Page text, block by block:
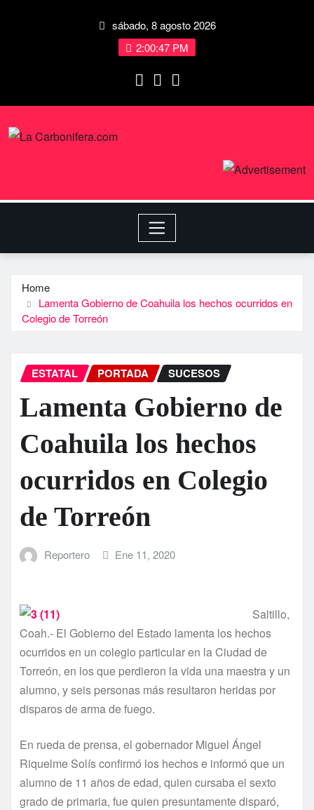
sábado, 8 agosto 2026
2:00:47 PM
Home
Lamenta Gobierno de Coahuila los hechos ocurridos en
Colegio de Torreón
ESTATAL PORTADA SUCESOS
Lamenta Gobierno de
Coahuila los hechos
ocurridos en Colegio
de Torreón
Reportero Ene 11, 2020
Saltillo,
Coah.- El Gobierno del Estado lamenta los hechos
ocurridos en un colegio particular en la Ciudad de
Torreón, en los que perdieron la vida una maestra y un
alumno, y seis personas más resultaron heridas por
disparos de arma de fuego.
En rueda de prensa, el gobernador Miguel Ángel
Riquelme Solís confirmó los hechos e informó que un
alumno de 11 años de edad, quien cursaba el sexto
grado de primaria, fue quien presuntamente disparó,